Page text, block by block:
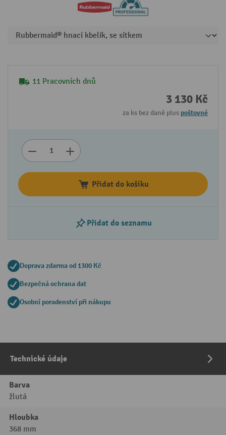
11 Pracovních dnů
3 130 Kč
za ks bez daně plus poštovné
Přidat do košíku
Přidat do seznamu
Doprava zdarma od 1300 Kč
Bezpečná ochrana dat
Osobní poradenství při nákupu
Technické údaje
Barva
žlutá
Hloubka
368 mm